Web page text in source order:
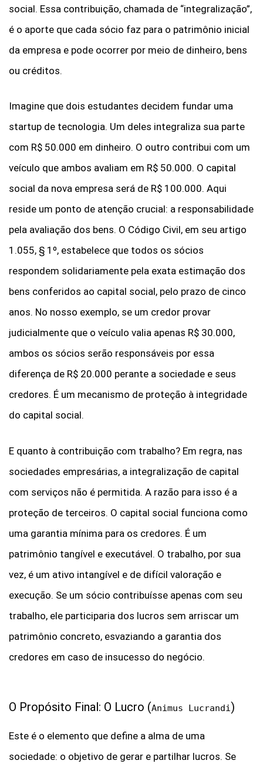
social. Essa contribuição, chamada de “integralização”,
é o aporte que cada sócio faz para o patrimônio inicial
da empresa e pode ocorrer por meio de dinheiro, bens
ou créditos.
Imagine que dois estudantes decidem fundar uma
startup de tecnologia. Um deles integraliza sua parte
com R$ 50.000 em dinheiro. O outro contribui com um
veículo que ambos avaliam em R$ 50.000. O capital
social da nova empresa será de R$ 100.000. Aqui
reside um ponto de atenção crucial: a responsabilidade
pela avaliação dos bens. O Código Civil, em seu artigo
1.055, § 1º, estabelece que todos os sócios
respondem solidariamente pela exata estimação dos
bens conferidos ao capital social, pelo prazo de cinco
anos. No nosso exemplo, se um credor provar
judicialmente que o veículo valia apenas R$ 30.000,
ambos os sócios serão responsáveis por essa
diferença de R$ 20.000 perante a sociedade e seus
credores. É um mecanismo de proteção à integridade
do capital social.
E quanto à contribuição com trabalho? Em regra, nas
sociedades empresárias, a integralização de capital
com serviços não é permitida. A razão para isso é a
proteção de terceiros. O capital social funciona como
uma garantia mínima para os credores. É um
patrimônio tangível e executável. O trabalho, por sua
vez, é um ativo intangível e de difícil valoração e
execução. Se um sócio contribuísse apenas com seu
trabalho, ele participaria dos lucros sem arriscar um
patrimônio concreto, esvaziando a garantia dos
credores em caso de insucesso do negócio.
O Propósito Final: O Lucro (Animus Lucrandi)
Este é o elemento que define a alma de uma
sociedade: o objetivo de gerar e partilhar lucros. Se